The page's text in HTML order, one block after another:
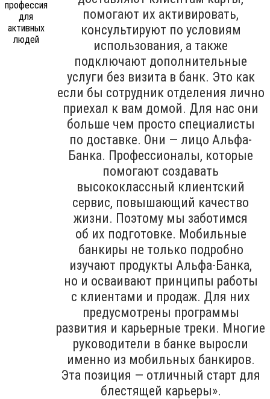
помогают их активировать,
консультируют по условиям
использования, а также
подключают дополнительные
услуги без визита в банк. Это как
если бы сотрудник отделения лично
приехал к вам домой. Для нас они
больше чем просто специалисты
по доставке. Они — лицо Альфа-
Банка. Профессионалы, которые
помогают создавать
высококлассный клиентский
сервис, повышающий качество
жизни. Поэтому мы заботимся
об их подготовке. Мобильные
банкиры не только подробно
изучают продукты Альфа-Банка,
но и осваивают принципы работы
с клиентами и продаж. Для них
предусмотрены программы
развития и карьерные треки. Многие
руководители в банке выросли
именно из мобильных банкиров.
Эта позиция — отличный старт для
блестящей карьеры».